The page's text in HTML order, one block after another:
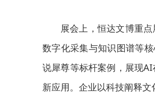
展会上，恒达文博重
数字化采集与知识图谱等
说犀尊等标杆案例，展现
新应用。企业以科技阐释